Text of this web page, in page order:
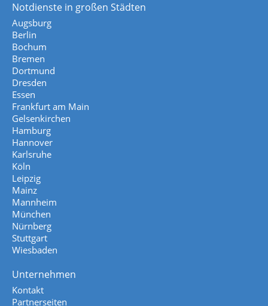
Notdienste in großen Städten
Augsburg
Berlin
Bochum
Bremen
Dortmund
Dresden
Essen
Frankfurt am Main
Gelsenkirchen
Hamburg
Hannover
Karlsruhe
Köln
Leipzig
Mainz
Mannheim
München
Nürnberg
Stuttgart
Wiesbaden
Unternehmen
Kontakt
Partnerseiten